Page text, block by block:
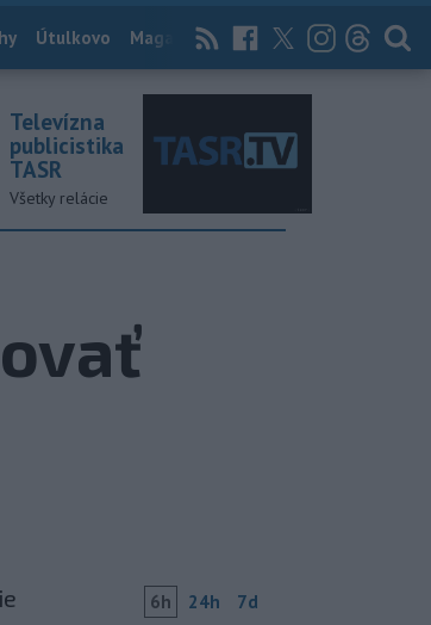
Útulkovo Magazín News Now Archív
Televízna
publicistika
TASR
Všetky relácie
6h 24h 7d